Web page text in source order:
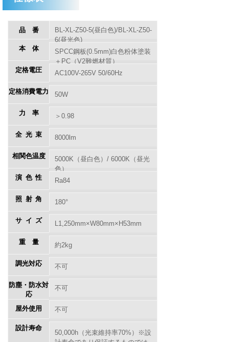
品番
BL-XL-Z50-5(昼白色)/BL-XL-Z50-
6(昼光色)
本体
SPCC鋼板(0.5mm)白色粉体塗装
＋PC（V2難燃材質）
定格電圧
AC100V-265V 50/60Hz
定格消費電力 50W
力率 ＞0.98
全光束 8000lm
相関色温度
5000K（昼白色）/ 6000K（昼光
色）
演色性
Ra84
照射角 180°
サイズ L1,250mm×W80mm×H53mm
重量 約2kg
調光対応 不可
防塵・防水対
応
不可
屋外使用 不可
設計寿命
50,000h（光束維持率70%）※設